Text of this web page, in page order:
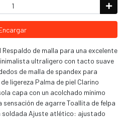
de malla para una excelente
ultraligero con tacto suave
de malla de spandex para
ligereza Palma de piel Clarino
capa con un acolchado mínimo
sensación de agarre Toallita de felpa
soldada Ajuste atlético: ajustado